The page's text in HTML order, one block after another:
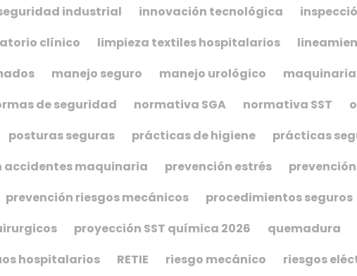
industrial innovación tecnológica
clínico limpieza textiles hospitalarios
manejo seguro manejo urológico maquinaria
de seguridad normativa SGA normativa SST
posturas seguras prácticas de higiene prácticas
accidentes maquinaria prevención estrés
prevención riesgos mecánicos procedimientos seguros
proyección SST química 2026 quemadura
hospitalarios RETIE riesgo mecánico riesgos